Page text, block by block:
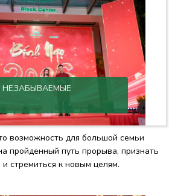
НЕЗАБЫВАЕМЫЕ
возможность для большой семьи
пройденный путь прорыва, признать
стремиться к новым целям.